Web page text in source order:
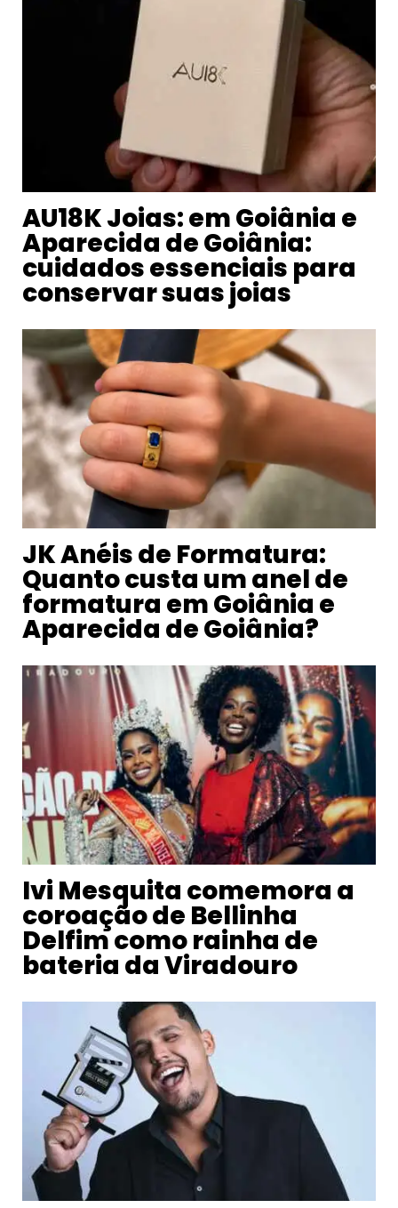
AU18K Joias: em Goiânia e
Aparecida de Goiânia:
cuidados essenciais para
conservar suas joias
JK Anéis de Formatura:
Quanto custa um anel de
formatura em Goiânia e
Aparecida de Goiânia?
Ivi Mesquita comemora a
coroação de Bellinha
Delfim como rainha de
bateria da Viradouro